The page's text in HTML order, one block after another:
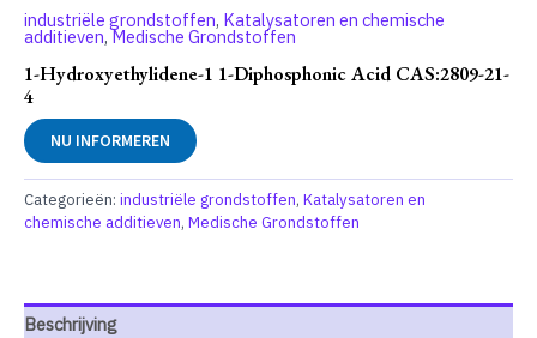
industriële grondstoffen, Katalysatoren en chemische
additieven,Medische Grondstoffen
1-Hydroxyethylidene-1 1-Diphosphonic Acid CAS:2809-21-
4
NU INFORMEREN
Categorieën: industriële grondstoffen, Katalysatoren en
chemische additieven, Medische Grondstoffen
Beschrijving